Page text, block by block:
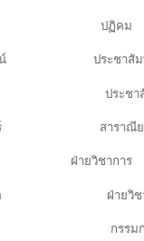
ซำ ปฏิคม
ตน์ ประชาสัมพั
ธุ์ ประชาสัม
ทร์ สาราณีย
ฝ่ายวิชาการ
ต ฝ่ายวิชาก
มการกลางฝ่